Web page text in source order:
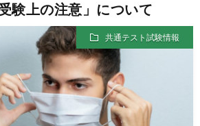
本
本
入
験上の注意」について
共通テスト試験情報